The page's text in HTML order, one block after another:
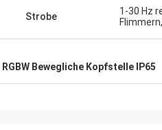
Strobe
1-30 Hz
RGBW Bewegliche Kopfstelle IP65